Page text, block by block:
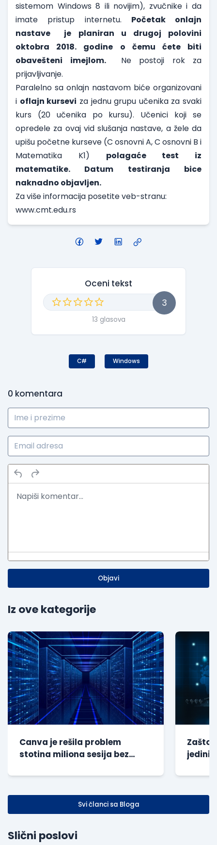
sistemom Windows 8 ili novijim), zvučnike i da
imate pristup internetu. Početak onlajn
nastave je planiran u drugoj polovini
oktobra 2018. godine o čemu ćete biti
obavešteni imejlom. Ne postoji rok za
prijavljivanje.
Paralelno sa onlajn nastavom biće organizovani
i oflajn kursevi za jednu grupu učenika za svaki
kurs (20 učenika po kursu). Učenici koji se
opredele za ovaj vid slušanja nastave, a žele da
upišu početne kurseve (C osnovni A, C osnovni B i
Matematika K1) polagaće test iz
matematike. Datum testiranja bice
naknadno objavljen.
Za više informacija posetite veb-stranu:
www.cmt.edu.rs
Oceni tekst
3
13 glasova
C# Windows
0 komentara
Objavi
Iz ove kategorije
Canva je rešila problem
stotina miliona sesija bez
Zašto
jedini
Svi članci sa Bloga
Slični poslovi